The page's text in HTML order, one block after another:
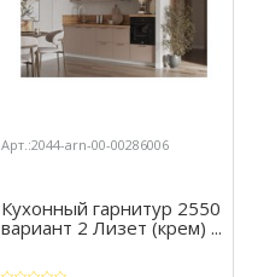
Арт.:2044-arn-00-00286006
Кухонный гарнитур 2550
вариант 2 Лизет (крем) ...